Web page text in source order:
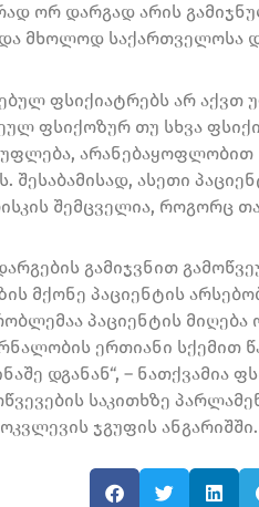
ორ დარგად არის
და მხოლოდ საქართველოსა
ფსიქიატრებს არ აქვთ
ფსიქოზურ თუ სხვა
არანებაყოფლობით
ასეთი
შემცველია, როგორც
გამიჯვნით
მქონე პაციენტის
პაციენტის მიღება
ერთიანი სქემით
დგანან“, – ნათქვამია
საკითხზე
ჯგუფის ანგარიშში.